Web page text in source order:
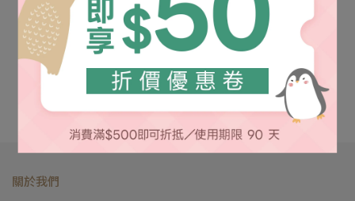
☆新品上市☆【配件】
CÜBIE HOOK 多用途掛鉤
- 雙層固定升級版
NT$230
加入購物車
【配件】CÜBIE 滑蓋美型
購物車專用配件
NT$140
加入購物車
關於我們